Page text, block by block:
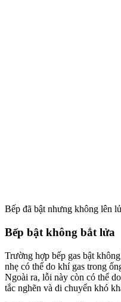
Bếp đã bật nhưng không lên
Bếp bật không bắt lửa
Trường hợp bếp gas bật
nhẹ có thể do khí gas trong
Ngoài ra, lỗi này còn có thể
tắc nghẽn và di chuyển khó